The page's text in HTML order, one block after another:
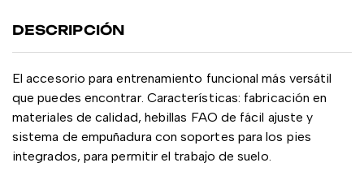
DESCRIPCIÓN
El accesorio para entrenamiento funcional más versátil
que puedes encontrar. Características: fabricación en
materiales de calidad, hebillas FAO de fácil ajuste y
sistema de empuñadura con soportes para los pies
integrados, para permitir el trabajo de suelo.